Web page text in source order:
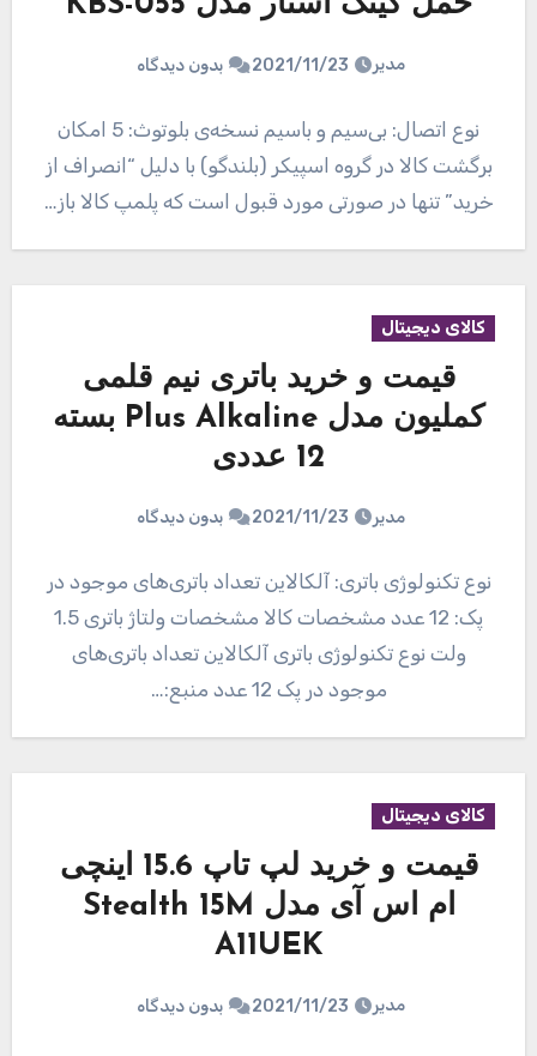
مدیر 2021/11/23 بدون دیدگاه
نوع اتصال: بی‌سیم و باسیم نسخه‌ی بلوتوث: 5 امکان
برگشت کالا در گروه اسپیکر (بلندگو) با دلیل “انصراف از
خرید” تنها در صورتی مورد قبول است که پلمپ کالا باز…
کالای دیجیتال
قیمت و خرید باتری نیم قلمی
کملیون مدل Plus Alkaline بسته
12 عددی
مدیر 2021/11/23 بدون دیدگاه
نوع تکنولوژی باتری: آلکالاین تعداد باتری‌های موجود در
پک: 12 عدد مشخصات کالا مشخصات ولتاژ باتری 1.5
ولت نوع تکنولوژی باتری آلکالاین تعداد باتری‌های
موجود در پک 12 عدد منبع:…
کالای دیجیتال
قیمت و خرید لپ تاپ 15.6 اینچی
ام اس آی مدل Stealth 15M
A11UEK
مدیر 2021/11/23 بدون دیدگاه